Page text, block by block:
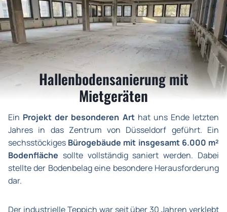
Hallenbodensanierung mit
Mietgeräten
Ein Projekt der besonderen Arthat uns Ende letzten
Jahres in das Zentrum von Düsseldorf geführt. Ein
sechsstöckiges Bürogebäude mit insgesamt 6.000 m²
Bodenfläche sollte vollständig saniert werden. Dabei
stellte der Bodenbelag eine besondere Herausforderung
dar.
Der industrielle Teppich war seitüber 30 Jahren verklebt